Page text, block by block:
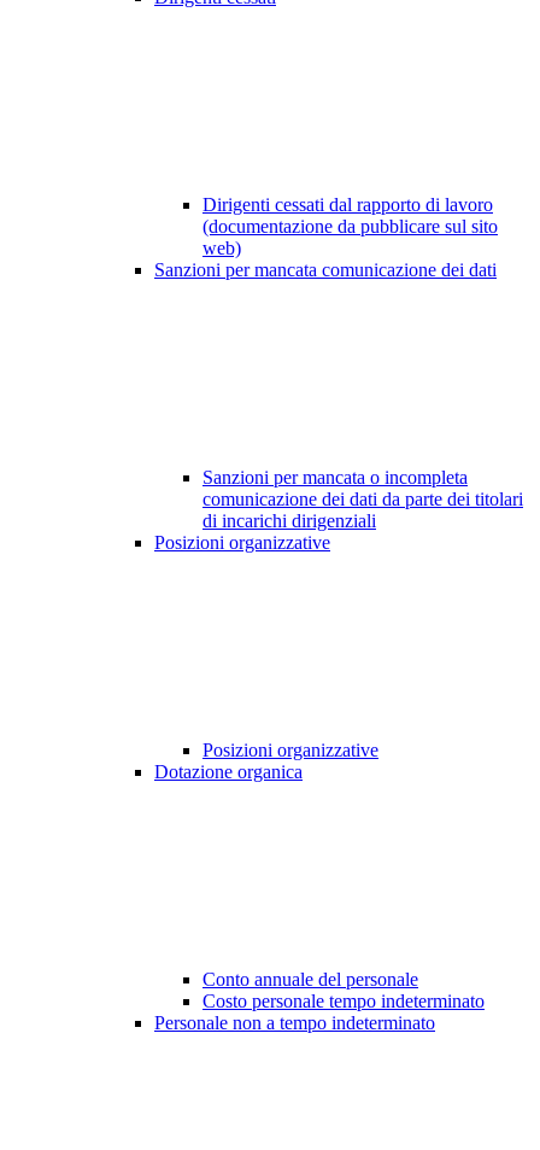
Dirigenti cessati dal rapporto di lavoro
(documentazione da pubblicare sul sito
web)
Sanzioni per mancata comunicazione dei dati
Sanzioni per mancata o incompleta
comunicazione dei dati da parte dei titolari
di incarichi dirigenziali
Posizioni organizzative
Posizioni organizzative
Dotazione organica
Conto annuale del personale
Costo personale tempo indeterminato
Personale non a tempo indeterminato